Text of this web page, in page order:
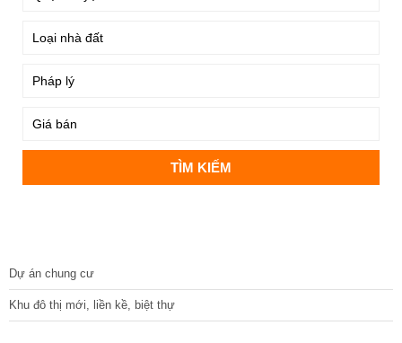
Dự án chung cư
Khu đô thị mới, liền kề, biệt thự